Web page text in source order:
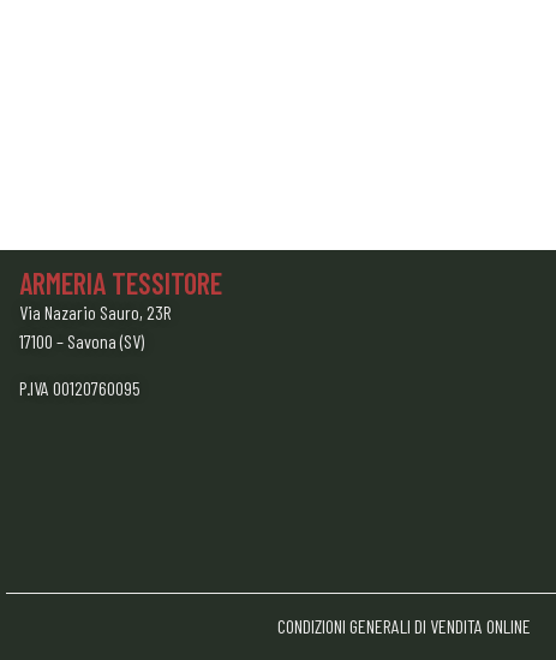
ARMERIA TESSITORE
Via Nazario Sauro, 23R
17100 – Savona (SV)
P.IVA 00120760095
CONDIZIONI GENERALI DI VENDITA ONLINE